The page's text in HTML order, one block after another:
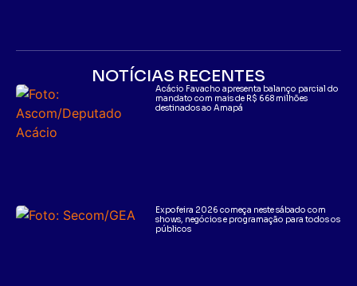
NOTÍCIAS RECENTES
Acácio Favacho apresenta balanço parcial do
mandato com mais de R$ 668 milhões
destinados ao Amapá
Expofeira 2026 começa neste sábado com
shows, negócios e programação para todos os
públicos